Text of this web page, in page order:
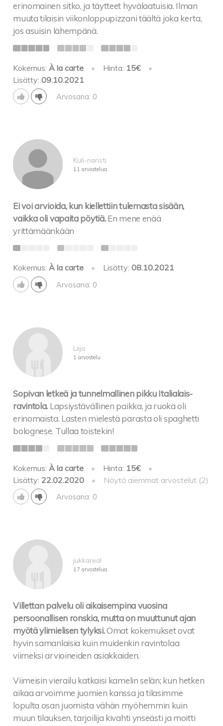
erinomainen sitko, ja täytteet hyvälaatuisia. Ilman
muuta tilaisin viikonloppupizzani täältä joka kerta,
jos asuisin lähempänä.
Kokemus:À la carte • Hinta: 15€
•
Lisätty:09.10.2021
Arvosana: 0
Kuli-naristi
11 arvostelua
Ei voi arvioida, kun kiellettiin tulemasta sisään,
vaikka oli vapaita pöytiä. En mene enää
yrittämäänkään
Kokemus:À la carte • Lisätty: 08.10.2021
Arvosana: 0
Liija
1 arvostelu
Sopivan letkeä ja tunnelmallinen pikku Italialais-
ravintola. Lapsiystävällinen paikka, ja ruoka oli
erinomaista. Lasten mielestä parasta oli spaghetti
bolognese. Tullaa toistekin!
Kokemus:À la carte • Hinta: 15€
•
Lisätty: 22.02.2020 • Näytä aiemmat arvostelut (2)
Arvosana: 0
jukkareal
17 arvostelua
Villettan palvelu oli aikaisempina vuosina
persoonallisen ronskia, mutta on muuttunut ajan
myötä ylimielisen tylyksi.Omat kokemukset ovat
hyvin samanlaisia kuin muidenkin ravintolaa
viimeksi arvioineiden asiakkaiden.
Viimeisin vierailu katkaisi kamelin selän; kun hetken
aikaa arvoimme juomien kanssa ja tilasimme
lopulta osan juomista vähän myöhemmin kuin
muun tilauksen, tarjoilija kivahti ynseästi ja moitti